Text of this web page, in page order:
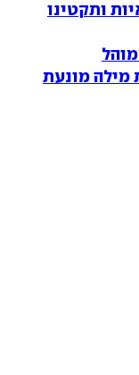
ותקטינו
מילה מונעת